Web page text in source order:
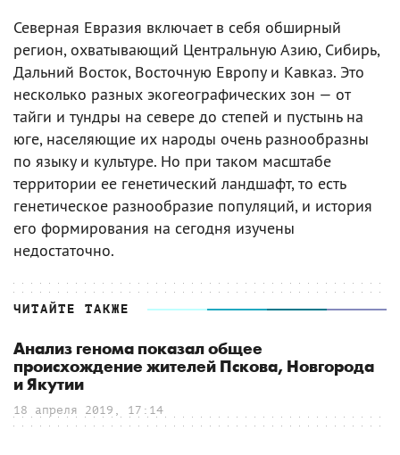
Северная Евразия включает в себя обширный
регион, охватывающий Центральную Азию, Сибирь,
Дальний Восток, Восточную Европу и Кавказ. Это
несколько разных экогеографических зон — от
тайги и тундры на севере до степей и пустынь на
юге, населяющие их народы очень разнообразны
по языку и культуре. Но при таком масштабе
территории ее генетический ландшафт, то есть
генетическое разнообразие популяций, и история
его формирования на сегодня изучены
недостаточно.
ЧИТАЙТЕ ТАКЖЕ
Анализ генома показал общее
происхождение жителей Пскова, Новгорода
и Якутии
18 апреля 2019, 17:14